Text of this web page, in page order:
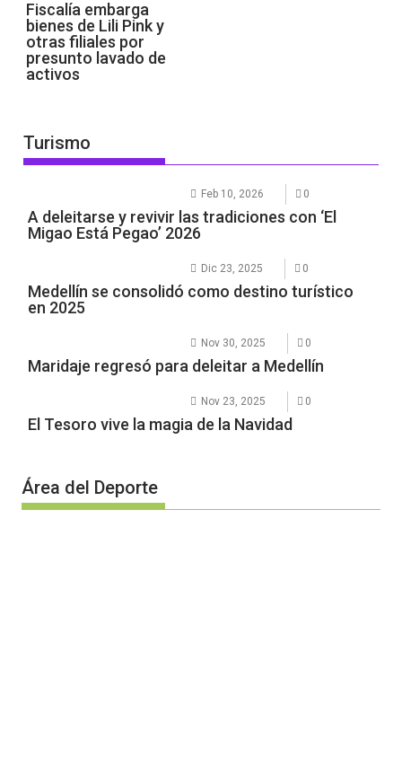
Fiscalía embarga
bienes de Lili Pink y
otras filiales por
presunto lavado de
activos
Turismo
Feb 10, 2026 0
A deleitarse y revivir las tradiciones con ‘El
Migao Está Pegao’ 2026
Dic 23, 2025 0
Medellín se consolidó como destino turístico
en 2025
Nov 30, 2025 0
Maridaje regresó para deleitar a Medellín
Nov 23, 2025 0
El Tesoro vive la magia de la Navidad
Área del Deporte